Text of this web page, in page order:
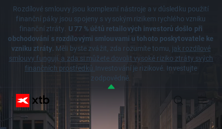
Rozdílové smlouvy jsou komplexní nástroje a v důsledku použití
finanční páky jsou spojeny s vysokým rizikem rychlého vzniku
finanční ztráty. U 77 % účtů retailových investorů došlo při
obchodování s rozdílovými smlouvami u tohoto poskytovatele ke
vzniku ztráty. Měli byste zvážit, zda rozumíte tomu, jak rozdílové
smlouvy fungují, a zda si můžete dovolit vysoké riziko ztráty svých
finančních prostředků.Investování je rizikové. Investujte
zodpovědně.